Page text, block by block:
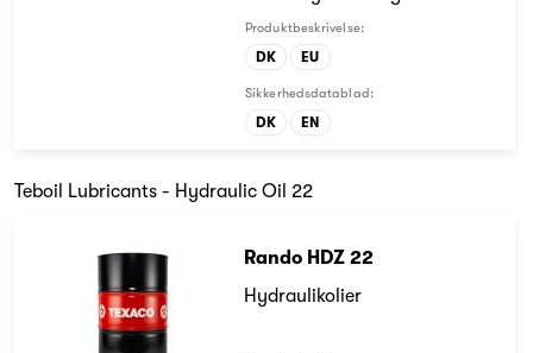
Produktbeskrivelse:
DK EU
Sikkerhedsdatablad:
DK EN
Teboil Lubricants - Hydraulic Oil 22
Rando HDZ 22
Hydraulikolier